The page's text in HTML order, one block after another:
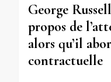
George
propos de
alors qu’il
contractuelle